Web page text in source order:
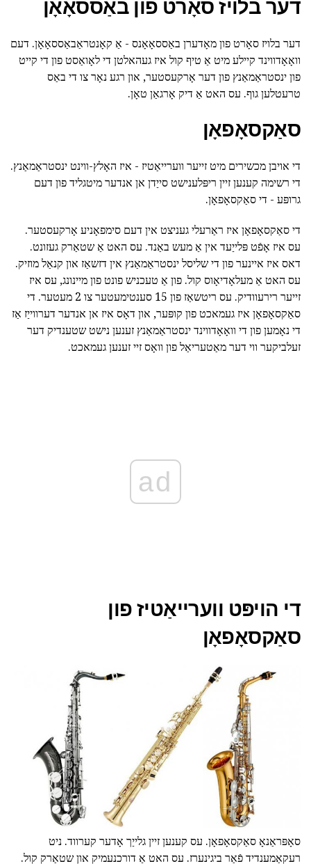
דער בלויז סאָרט פון באַססאָאָן
דער בלויז סאָרט פון מאָדערן באַססאָאָנס - אַ קאָנטראַבאַססאָאָן. דעם
וואָאָדווינד קיילע מיט אַ טיף קול איז געהאלטן די לאָואַסט פון די קייט
פון ינסטראַמאַנץ פון דער אָרקעסטער, און רגע נאָר צו די באַס
טרעטלען גוף. עס האט אַ דיק אָרגאַן טאָן.
סאַקסאָפאָן
די אויבן מכשירים מיט זייער ווערייאַטיז - איז האָלץ-ווינט ינסטראַמאַנץ.
די רשימה קענען זיין ריפּלענישט סייַדן אן אנדער מיטגליד פון דעם
גרופּע - די סאַקסאָפאָן.
די סאַקסאָפאָן איז ראַרעלי געניצט אין דעם סימפאָניע אָרקעסטער.
עס איז אָפֿט פּלייַעד אין אַ מעש באַנד. עס האט אַ שטאַרק געזונט.
דאס איז איינער פון די שליסל ינסטראַמאַנץ אין דזשאַז און קנאַל מוזיק.
עס האט אַ מעלאָדיאָוס קול. פון אַ טעכניש פונט פון מיינונג, עס איז
זייער רירעוודיק. עס ריטשאַז פון 15 סענטימעטער צו 2 מעטער. די
סאַקסאָפאָן איז געמאכט פון קופּער, און דאָס איז אן אנדער דערווייַז אַז
די נאָמען פון די וואָאָדווינד ינסטראַמאַנץ זענען נישט שטענדיק דער
זעלביקער ווי דער מאַטעריאַל פון וואָס זיי זענען געמאכט.
ad
די הויפּט ווערייאַטיז פון
סאַקסאָפאָן
סאָפּראַנאָ סאַקסאָפאָן. עס קענען זיין גלייַך אָדער קערווד. ניט
רעקאַמענדיד פֿאַר ביגינערז. עס האט אַ דורכנעמיק און שטאַרק קול.